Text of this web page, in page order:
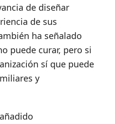
de diseñar
de sus
ha señalado
puede curar, pero si
sí que puede
y